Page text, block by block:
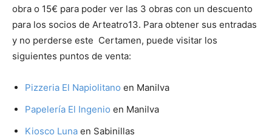
obra o 15€ para poder ver las 3 obras con un descuento
para los socios de Arteatro13. Para obtener sus entradas
y no perderse este Certamen, puede visitar los
siguientes puntos de venta:
Pizzeria El Napiolitano en Manilva
Papelería El Ingenio en Manilva
Kiosco Luna en Sabinillas